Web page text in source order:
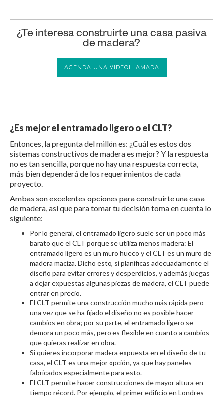
¿Te interesa construirte una casa pasiva
de madera?
AGENDA UNA VIDEOLLAMADA
¿Es mejor el entramado ligero o el CLT?
Entonces, la pregunta del millón es: ¿Cuál es estos dos
sistemas constructivos de madera es mejor? Y la respuesta
no es tan sencilla, porque no hay una respuesta correcta,
más bien dependerá de los requerimientos de cada
proyecto.
Ambas son excelentes opciones para construirte una casa
de madera, así que para tomar tu decisión toma en cuenta lo
siguiente:
Por lo general, el entramado ligero suele ser un poco más
barato que el CLT porque se utiliza menos madera: El
entramado ligero es un muro hueco y el CLT es un muro de
madera maciza. Dicho esto, si planificas adecuadamente el
diseño para evitar errores y desperdicios, y además juegas
a dejar expuestas algunas piezas de madera, el CLT puede
entrar en precio.
El CLT permite una construcción mucho más rápida pero
una vez que se ha fijado el diseño no es posible hacer
cambios en obra; por su parte, el entramado ligero se
demora un poco más, pero es flexible en cuanto a cambios
que quieras realizar en obra.
Si quieres incorporar madera expuesta en el diseño de tu
casa, el CLT es una mejor opción, ya que hay paneles
fabricados especialmente para esto.
El CLT permite hacer construcciones de mayor altura en
tiempo récord. Por ejemplo, el primer edificio en Londres